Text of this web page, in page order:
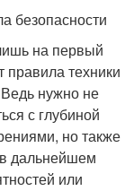
безопасности
на первый
правила техники
Ведь нужно не
с глубиной
но также
дальнейшем
или